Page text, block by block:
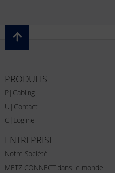
PRODUITS
P|Cabling
U|Contact
C|Logline
ENTREPRISE
Notre Société
METZ CONNECT dans le monde